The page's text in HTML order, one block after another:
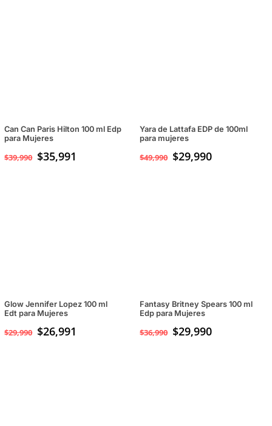
Can Can Paris Hilton 100 ml Edp
para Mujeres
$39,990 $35,991
Yara de Lattafa EDP de 100ml
para mujeres
$49,990 El
$29,990El
Glow Jennifer Lopez 100 ml
Edt para Mujeres
$29,990 $26,991
Fantasy Britney Spears 100 ml
Edp para Mujeres
$36,990 El
$29,990El